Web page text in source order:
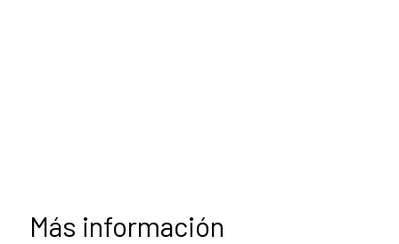
Más información